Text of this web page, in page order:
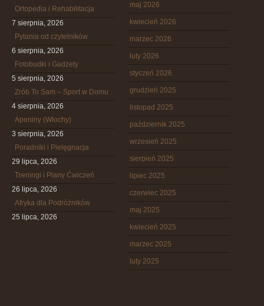
Ortopedia i Rehabilitacja
7 sierpnia, 2026
Pytania od czytelników
6 sierpnia, 2026
Fotobudki i Gadżety
5 sierpnia, 2026
Zrób To Sam – Sport w Domu
4 sierpnia, 2026
Apeniny (Włochy)
3 sierpnia, 2026
Poradniki i Pielęgnacja
29 lipca, 2026
Treningi i Plany Ćwiczeń
26 lipca, 2026
Afryka dla Podróżników
25 lipca, 2026
maj 2026
kwiecień 2026
marzec 2026
luty 2026
styczeń 2026
grudzień 2025
listopad 2025
październik 2025
wrzesień 2025
sierpień 2025
lipiec 2025
czerwiec 2025
maj 2025
kwiecień 2025
marzec 2025
luty 2025